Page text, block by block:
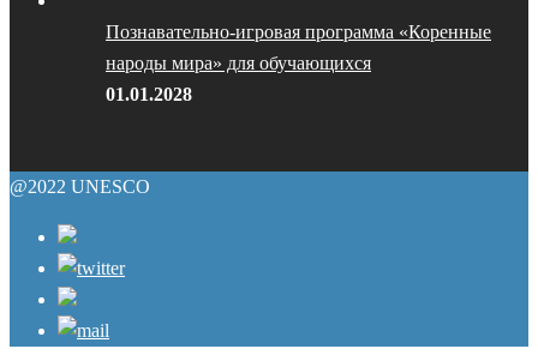
Познавательно-игровая программа «Коренные
народы мира» для обучающихся
01.01.2028
@2022 UNESCO